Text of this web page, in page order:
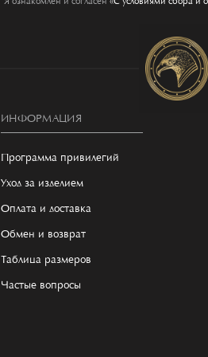
ИНФОРМАЦИЯ
Программа привилегий
Уход за изделием
Оплата и доставка
Обмен и возврат
Таблица размеров
Частые вопросы